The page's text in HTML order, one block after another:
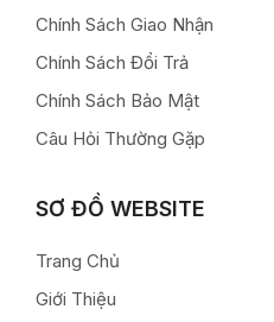
Chính Sách Giao Nhận
Chính Sách Đổi Trả
Chính Sách Bảo Mật
Câu Hỏi Thường Gặp
SƠ ĐỒ WEBSITE
Trang Chủ
Giới Thiệu